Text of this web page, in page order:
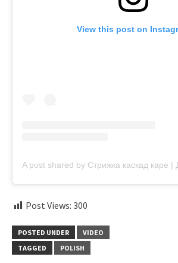
View this post on
Post Views: 300
POSTED UNDER
VIDEO
TAGGED
POLISH